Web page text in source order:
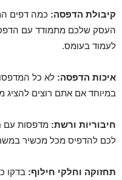
קיבולת הדפסה: כמה דפים
העסק שלכם מתמודד עם
לעמוד בעומס.
איכות הדפסה: לא כל
במיוחד אם אתם רוצים להציג
חיבוריות ורשת:
לכם להדפיס מכל מכשיר
תחזוקה וחלקי חילוף: בדקו